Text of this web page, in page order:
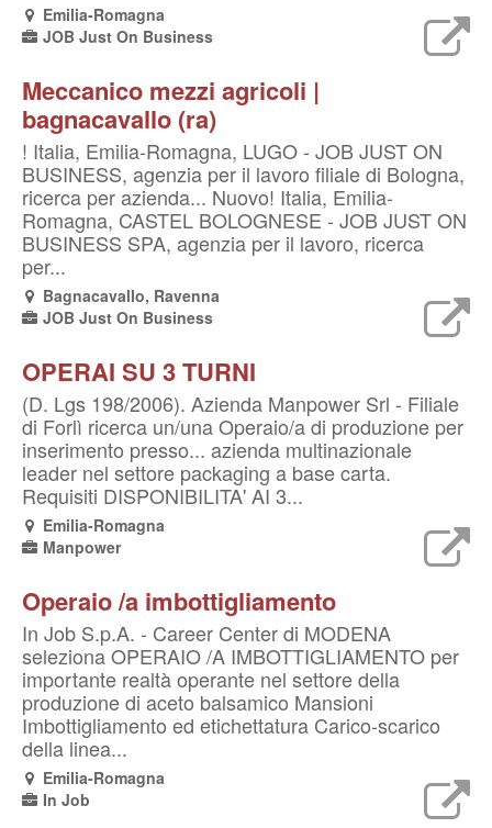
Emilia-Romagna
JOB Just On Business
Meccanico mezzi agricoli |
bagnacavallo (ra)
! Italia, Emilia-Romagna, LUGO - JOB JUST ON
BUSINESS, agenzia per il lavoro filiale di Bologna,
ricerca per azienda... Nuovo! Italia, Emilia-
Romagna, CASTEL BOLOGNESE - JOB JUST ON
BUSINESS SPA, agenzia per il lavoro, ricerca
per...
Bagnacavallo, Ravenna
JOB Just On Business
OPERAI SU 3 TURNI
(D. Lgs 198/2006). Azienda Manpower Srl - Filiale
di Forlì ricerca un/una Operaio/a di produzione per
inserimento presso... azienda multinazionale
leader nel settore packaging a base carta.
Requisiti DISPONIBILITA' AI 3...
Emilia-Romagna
Manpower
Operaio /a imbottigliamento
In Job S.p.A. - Career Center di MODENA
seleziona OPERAIO /A IMBOTTIGLIAMENTO per
importante realtà operante nel settore della
produzione di aceto balsamico Mansioni
Imbottigliamento ed etichettatura Carico-scarico
della linea...
Emilia-Romagna
In Job